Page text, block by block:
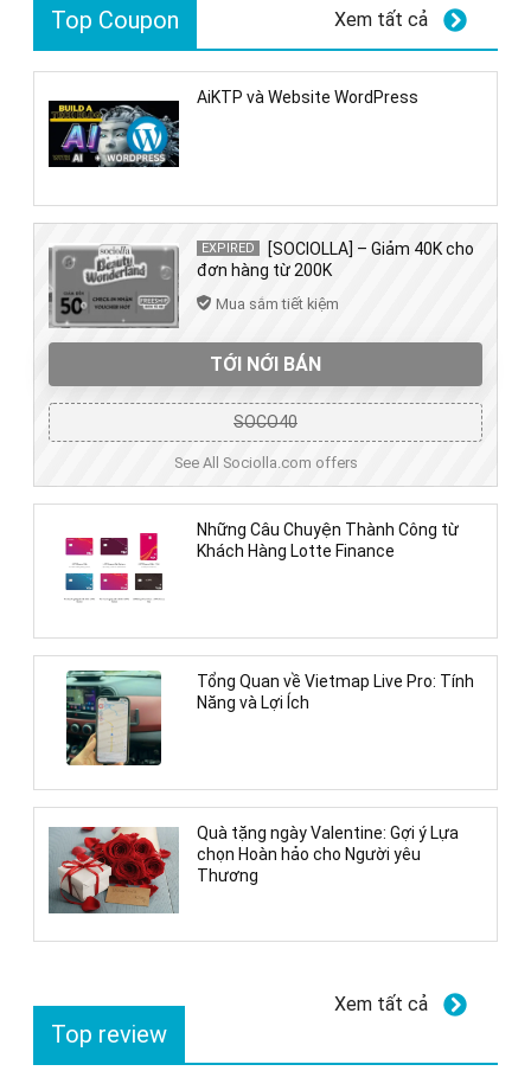
Top Coupon Xem tất cả
AiKTP và Website WordPress
EXPIRED
[SOCIOLLA] – Giảm 40K cho
đơn hàng từ 200K
Mua sắm tiết kiệm
TỚI NỚI BÁN
SOCO40
See All Sociolla.com offers
Những Câu Chuyện Thành Công từ
Khách Hàng Lotte Finance
Tổng Quan về Vietmap Live Pro: Tính
Năng và Lợi Ích
Quà tặng ngày Valentine: Gợi ý Lựa
chọn Hoàn hảo cho Người yêu
Thương
Top review
Xem tất cả